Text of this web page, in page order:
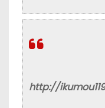
http://